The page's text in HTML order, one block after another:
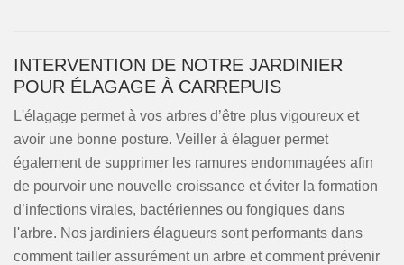
INTERVENTION DE NOTRE JARDINIER
POUR ÉLAGAGE À CARREPUIS
L'élagage permet à vos arbres d’être plus vigoureux et
avoir une bonne posture. Veiller à élaguer permet
également de supprimer les ramures endommagées afin
de pourvoir une nouvelle croissance et éviter la formation
d’infections virales, bactériennes ou fongiques dans
l'arbre. Nos jardiniers élagueurs sont performants dans
comment tailler assurément un arbre et comment prévenir